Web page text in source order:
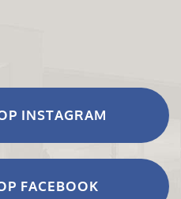
INSTAGRAM
FACEBOOK